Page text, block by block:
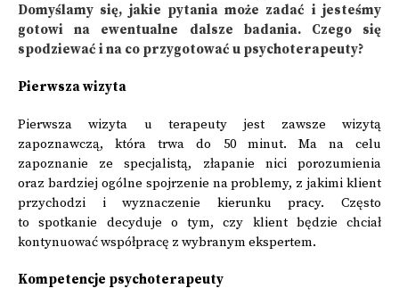
Domyślamy się, jakie pytania może zadać i jesteśmy
gotowi na ewentualne dalsze badania. Czego się
spodziewać i na co przygotować u psychoterapeuty?
Pierwsza wizyta
Pierwsza wizyta u terapeuty jest zawsze wizytą
zapoznawczą, która trwa do 50 minut. Ma na celu
zapoznanie ze specjalistą, złapanie nici porozumienia
oraz bardziej ogólne spojrzenie na problemy, z jakimi klient
przychodzi i wyznaczenie kierunku pracy. Często
to spotkanie decyduje o tym, czy klient będzie chciał
kontynuować współpracę z wybranym ekspertem.
Kompetencje psychoterapeuty